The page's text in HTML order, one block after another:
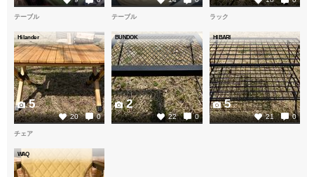
テーブル
Hilander
20 0
5
テーブル
BUNDOK
22 0
2
ラック
HIBARI
21 0
5
チェア
WAQ